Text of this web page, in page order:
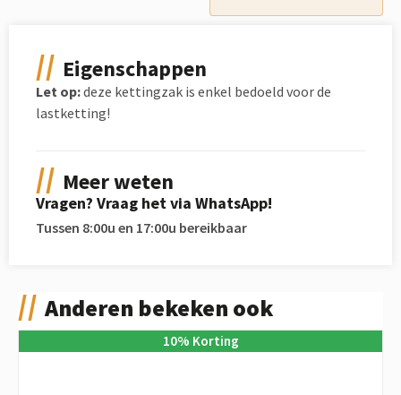
Eigenschappen
Let op:deze kettingzak is enkel bedoeld voor de
lastketting!
Meer weten
Vragen? Vraag het via WhatsApp!
Tussen 8:00u en 17:00u bereikbaar
Anderen bekeken ook
10% Korting